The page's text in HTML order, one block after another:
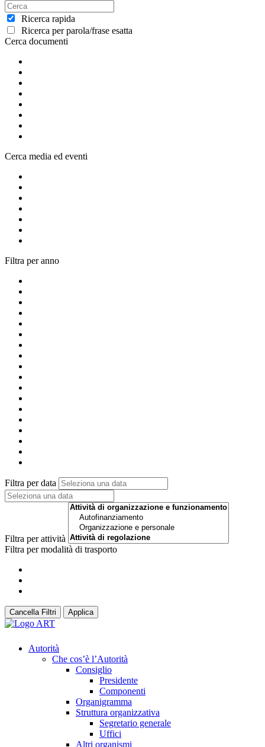
Ricerca rapida
Ricerca per parola/frase esatta
Cerca documenti
Cerca media ed eventi
Filtra per anno
Filtra per data
Filtra per attività
Filtra per modalità di trasporto
Cancella Filtri Applica
Autorità
Che cos’è l’Autorità
Consiglio
Presidente
Componenti
Organigramma
Struttura organizzativa
Segretario generale
Uffici
Altri organismi